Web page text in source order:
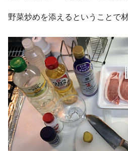
野菜炒めを添えるということで